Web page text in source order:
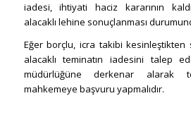
iadesi, ihtiyati haciz kararının
alacaklı lehine sonuçlanması
Eğer borçlu, icra takibi
alacaklı teminatın iadesini talep
müdürlüğüne derkenar alarak
mahkemeye başvuru yapmalıdır.